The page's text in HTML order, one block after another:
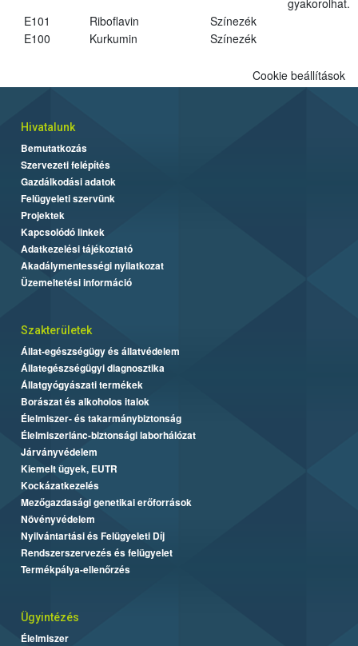
E101
Riboflavin
Színezék
E100
Kurkumin Színezék
Cookie beállítások
Hivatalunk
Bemutatkozás
Szervezeti felépítés
Gazdálkodási adatok
Felügyeleti szervünk
Projektek
Kapcsolódó linkek
Adatkezelési tájékoztató
Akadálymentességi nyilatkozat
Üzemeltetési információ
Szakterületek
Állat-egészségügy és állatvédelem
Állategészségügyi diagnosztika
Állatgyógyászati termékek
Borászat és alkoholos italok
Élelmiszer- és takarmánybiztonság
Élelmiszerlánc-biztonsági laborhálózat
Járványvédelem
Kiemelt ügyek, EUTR
Kockázatkezelés
Mezőgazdasági genetikai erőforrások
Növényvédelem
Nyilvántartási és Felügyeleti Díj
Rendszerszervezés és felügyelet
Termékpálya-ellenőrzés
Ügyintézés
Élelmiszer